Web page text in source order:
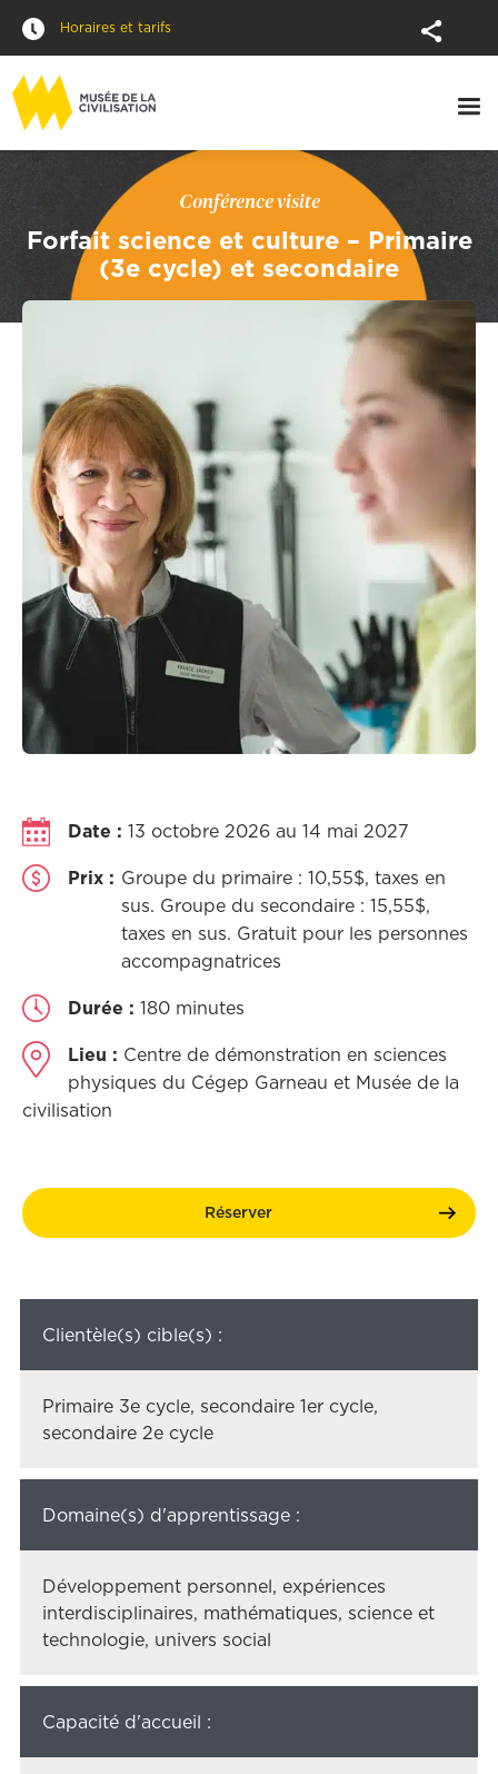
Horaires et tarifs
Conférence visite
Forfait science et culture – Primaire
(3e cycle) et secondaire
Date : 13 octobre 2026 au 14 mai 2027
Prix : Groupe du primaire : 10,55$, taxes en
sus. Groupe du secondaire : 15,55$,
taxes en sus. Gratuit pour les personnes
accompagnatrices
Durée : 180 minutes
Lieu : Centre de démonstration en sciences
physiques du Cégep Garneau et Musée de la
civilisation
Réserver
Clientèle(s) cible(s) :
Primaire 3e cycle, secondaire 1er cycle,
secondaire 2e cycle
Domaine(s) d'apprentissage :
Développement personnel, expériences
interdisciplinaires, mathématiques, science et
technologie, univers social
Capacité d'accueil :